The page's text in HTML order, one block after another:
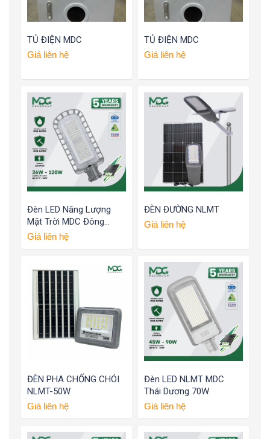
TỦ ĐIỆN MDC
Giá liên hệ
TỦ ĐIỆN MDC
Giá liên hệ
Đèn LED Năng Lượng
Mặt Trời MDC Đông
Dương 120W
Giá liên hệ
ĐÈN ĐƯỜNG NLMT
Giá liên hệ
ĐÈN PHA CHỐNG CHÓI
NLMT-50W
Giá liên hệ
Đèn LED NLMT MDC
Thái Dương 70W
Giá liên hệ